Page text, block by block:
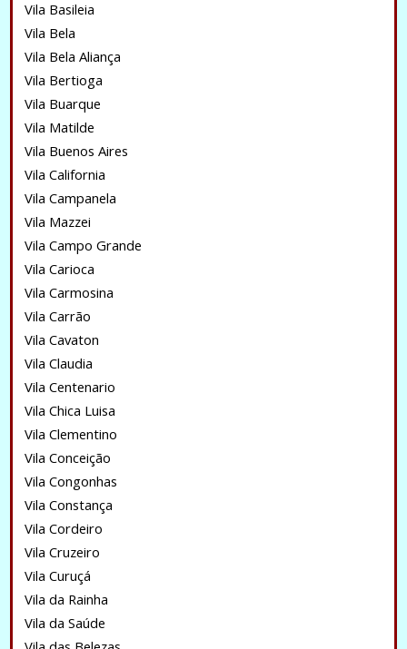
Vila Basileia
Vila Bela
Vila Bela Aliança
Vila Bertioga
Vila Buarque
Vila Matilde
Vila Buenos Aires
Vila California
Vila Campanela
Vila Mazzei
Vila Campo Grande
Vila Carioca
Vila Carmosina
Vila Carrão
Vila Cavaton
Vila Claudia
Vila Centenario
Vila Chica Luisa
Vila Clementino
Vila Conceição
Vila Congonhas
Vila Constança
Vila Cordeiro
Vila Cruzeiro
Vila Curuçá
Vila da Rainha
Vila da Saúde